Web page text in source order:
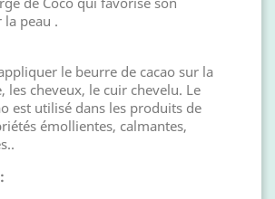
peau .
le beurre de cacao sur la
les cheveux, le cuir chevelu. Le
est utilisé dans les produits de
émollientes, calmantes,